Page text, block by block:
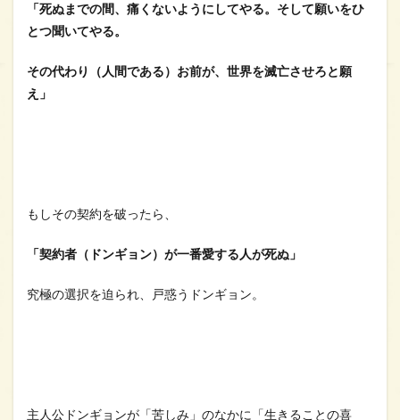
「死ぬまでの間、痛くないようにしてやる。そして願いをひ
とつ聞いてやる。
その代わり（人間である）お前が、世界を滅亡させろと願
え」
もしその契約を破ったら、
「契約者（ドンギョン）が一番愛する人が死ぬ」
究極の選択を迫られ、戸惑うドンギョン。
主人公ドンギョンが「苦しみ」のなかに「生きることの喜